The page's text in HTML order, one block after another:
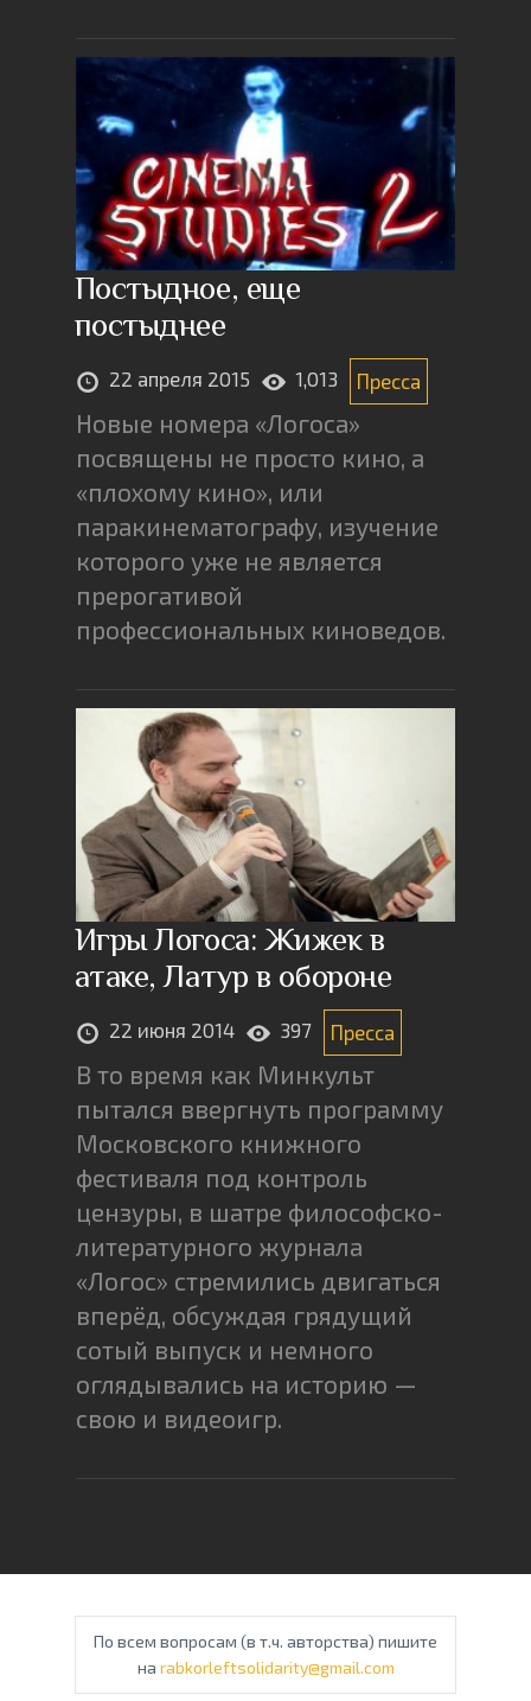
Постыдное, еще
постыднее
22 апреля 2015 1,013 Пресса
Новые номера «Логоса»
посвящены не просто кино, а
«плохому кино», или
паракинематографу, изучение
которого уже не является
прерогативой
профессиональных киноведов.
Игры Логоса: Жижек в
атаке, Латур в обороне
22 июня 2014 397 Пресса
В то время как Минкульт
пытался ввергнуть программу
Московского книжного
фестиваля под контроль
цензуры, в шатре философско-
литературного журнала
«Логос» стремились двигаться
вперёд, обсуждая грядущий
сотый выпуск и немного
оглядывались на историю —
свою и видеоигр.
По всем вопросам (в т.ч. авторства) пишите
на rabkorleftsolidarity@gmail.com